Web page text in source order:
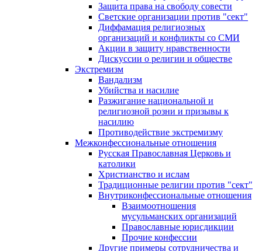
Защита права на свободу совести
Светские организации против "сект"
Диффамация религиозных
организаций и конфликты со СМИ
Акции в защиту нравственности
Дискуссии о религии и обществе
Экстремизм
Вандализм
Убийства и насилие
Разжигание национальной и
религиозной розни и призывы к
насилию
Противодействие экстремизму
Межконфессиональные отношения
Русская Православная Церковь и
католики
Христианство и ислам
Традиционные религии против "сект"
Внутриконфессиональные отношения
Взаимоотношения
мусульманских организаций
Православные юрисдикции
Прочие конфессии
Другие примеры сотрудничества и